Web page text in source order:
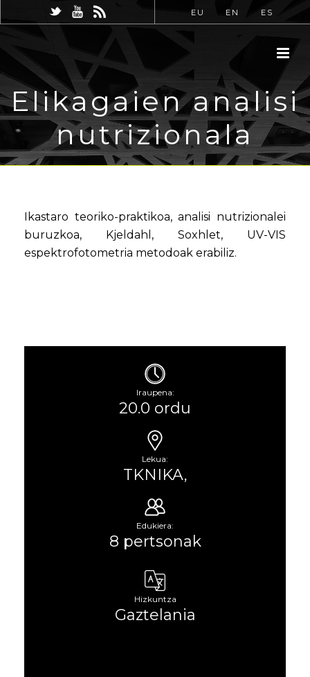
EU EN ES
Elikagaien analisi
nutrizionala
Ikastaro teoriko-praktikoa, analisi nutrizionalei
buruzkoa, Kjeldahl, Soxhlet, UV-VIS
espektrofotometria metodoak erabiliz.
Iraupena:
20.0 ordu
Lekua:
TKNIKA,
Edukiera:
8 pertsonak
Hizkuntza
Gaztelania